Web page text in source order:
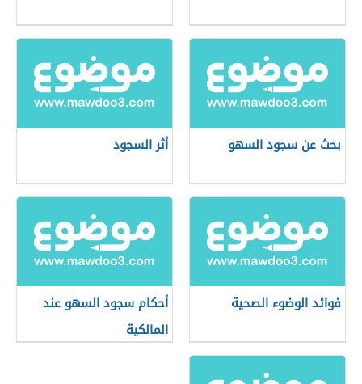
بحث عن سجود السهو أثر السجود
فوائد الوضوء الصحية
أحكام سجود السهو عند
المالكية